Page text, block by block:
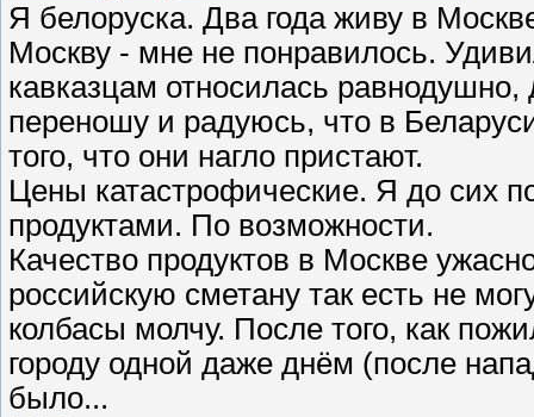
Я белоруска. Два года живу в
Москву - мне не понравилось.
кавказцам относилась
переношу и радуюсь, что в
того, что они нагло пристают.
Цены катастрофические. Я до сих
продуктами. По возможности.
Качество продуктов в Москве
российскую сметану так есть не
колбасы молчу. После того, как
городу одной даже днём (после
было...